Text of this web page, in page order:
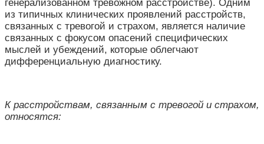
генерализованном тревожном расстройстве). Одним
из типичных клинических проявлений расстройств,
связанных с тревогой и страхом, является наличие
связанных с фокусом опасений специфических
мыслей и убеждений, которые облегчают
дифференциальную диагностику.
К расстройствам, связанным с тревогой и страхом,
относятся: